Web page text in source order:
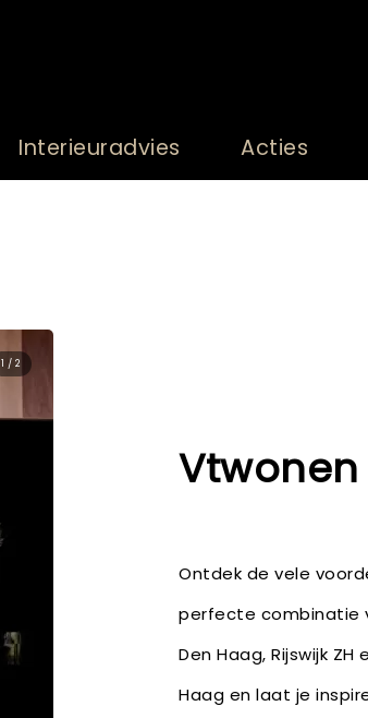
Interieuradvies Acties
2 / 2
Ontdek de vele
perfecte combinatie
Den Haag, Rijswijk
Haag en laat je